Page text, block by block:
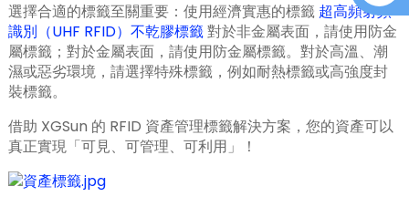
選擇合適的標籤至關重要：使用經濟實惠的標籤 超高頻射頻
識別（UHF RFID）不乾膠標籤對於非金屬表面，請使用防金
屬標籤；對於金屬表面，請使用防金屬標籤。對於高溫、潮
濕或惡劣環境，請選擇特殊標籤，例如耐熱標籤或高強度封
裝標籤。
借助 XGSun 的 RFID 資產管理標籤解決方案，您的資產可以
真正實現「可見、可管理、可利用」！